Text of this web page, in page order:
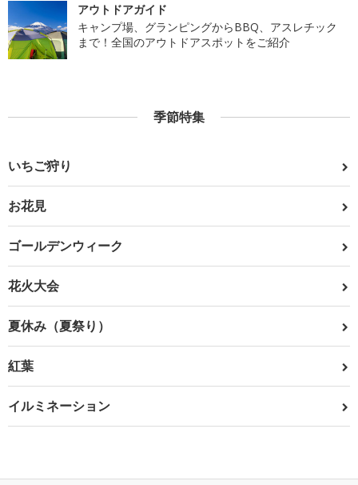
アウトドアガイド
キャンプ場、グランピングからBBQ、アスレチック
まで！全国のアウトドアスポットをご紹介
季節特集
いちご狩り
お花見
ゴールデンウィーク
花火大会
夏休み（夏祭り）
紅葉
イルミネーション